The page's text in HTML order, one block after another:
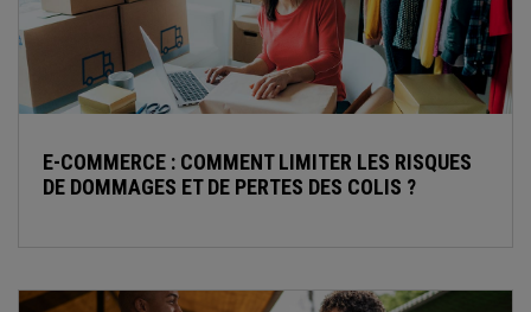
E-COMMERCE : COMMENT LIMITER LES RISQUES
DE DOMMAGES ET DE PERTES DES COLIS ?